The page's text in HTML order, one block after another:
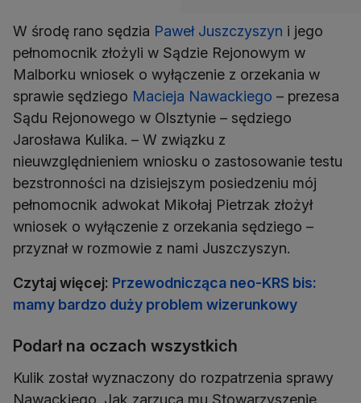
W środę rano sędzia Paweł Juszczyszyn i jego
pełnomocnik złożyli w Sądzie Rejonowym w
Malborku wniosek o wyłączenie z orzekania w
sprawie sędziego Macieja Nawackiego – prezesa
Sądu Rejonowego w Olsztynie – sędziego
Jarosława Kulika. – W związku z
nieuwzględnieniem wniosku o zastosowanie testu
bezstronności na dzisiejszym posiedzeniu mój
pełnomocnik adwokat Mikołaj Pietrzak złożył
wniosek o wyłączenie z orzekania sędziego –
przyznał w rozmowie z nami Juszczyszyn.
Czytaj więcej: Przewodnicząca neo-KRS bis:
mamy bardzo duży problem wizerunkowy
Podarł na oczach wszystkich
Kulik został wyznaczony do rozpatrzenia sprawy
Nawackiego. Jak zarzuca mu Stowarzyszenie